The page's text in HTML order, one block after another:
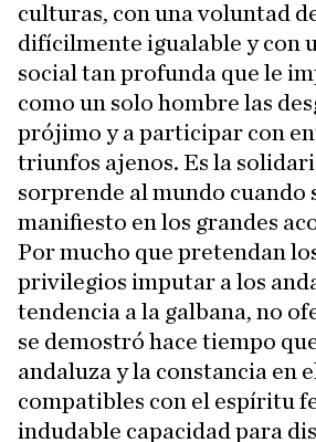
culturas, con una voluntad
difícilmente igualable y con
social tan profunda que le
como un solo hombre las
prójimo y a participar con
triunfos ajenos. Es la
sorprende al mundo cuando
manifiesto en los grandes
Por mucho que pretendan
privilegios imputar a los
tendencia a la galbana, no
se demostró hace tiempo
andaluza y la constancia en
compatibles con el espíritu
indudable capacidad para